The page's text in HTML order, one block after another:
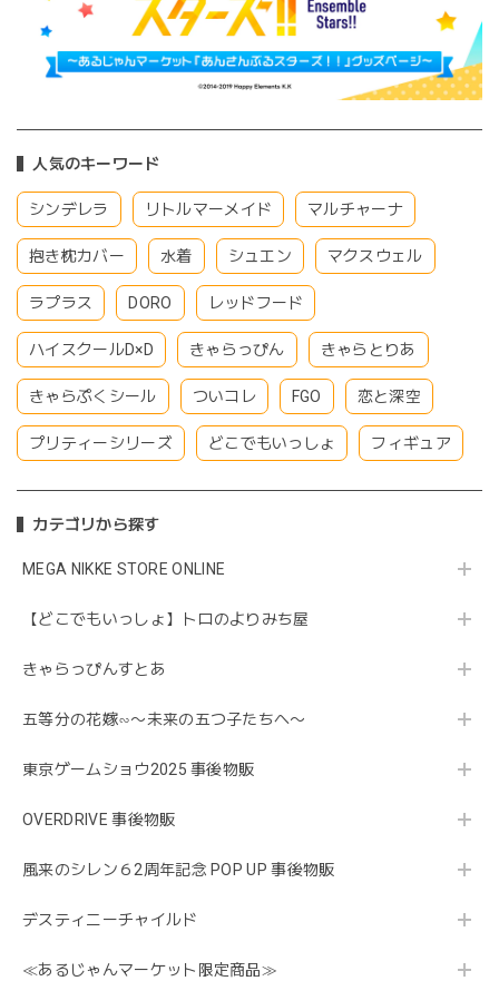
人気のキーワード
シンデレラ リトルマーメイド マルチャーナ
抱き枕カバー 水着 シュエン マクスウェル
ラプラス DORO レッドフード
ハイスクールD×D きゃらっぴん きゃらとりあ
きゃらぷくシール ついコレ FGO 恋と深空
プリティーシリーズ どこでもいっしょ フィギュア
カテゴリから探す
MEGA NIKKE STORE ONLINE
【どこでもいっしょ】トロのよりみち屋
きゃらっぴんすとあ
五等分の花嫁∽〜未来の五つ子たちへ〜
東京ゲームショウ2025 事後物販
OVERDRIVE 事後物販
風来のシレン６2周年記念 POP UP 事後物販
デスティニーチャイルド
≪あるじゃんマーケット限定商品≫